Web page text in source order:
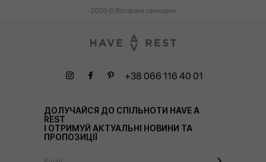
2026 © Всі права захищено
+38 066 116 40 01
ДОЛУЧАЙСЯ ДО СПІЛЬНОТИ HAVE A
REST
І ОТРИМУЙ АКТУАЛЬНІ НОВИНИ ТА
ПРОПОЗИЦІЇ